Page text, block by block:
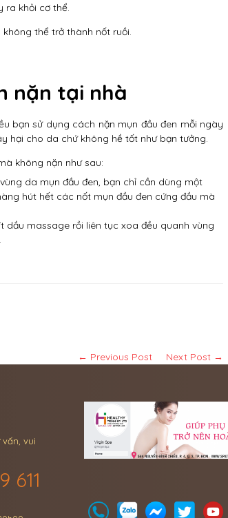
ra khỏi cơ thể.
thể trở thành nốt ruồi.
nặn tại nhà
bạn sử dụng cách nặn mụn đầu đen mỗi ngày
hại cho da chứ không hề tốt như bạn tưởng.
không nặn như sau:
da mụn đầu đen, bạn chỉ cần dùng một
hút hết các nốt mụn đầu đen cứng đầu mà
dầu massage rồi liên tục xoa đều quanh vùng
← Previous Post Next Post →
vui
611